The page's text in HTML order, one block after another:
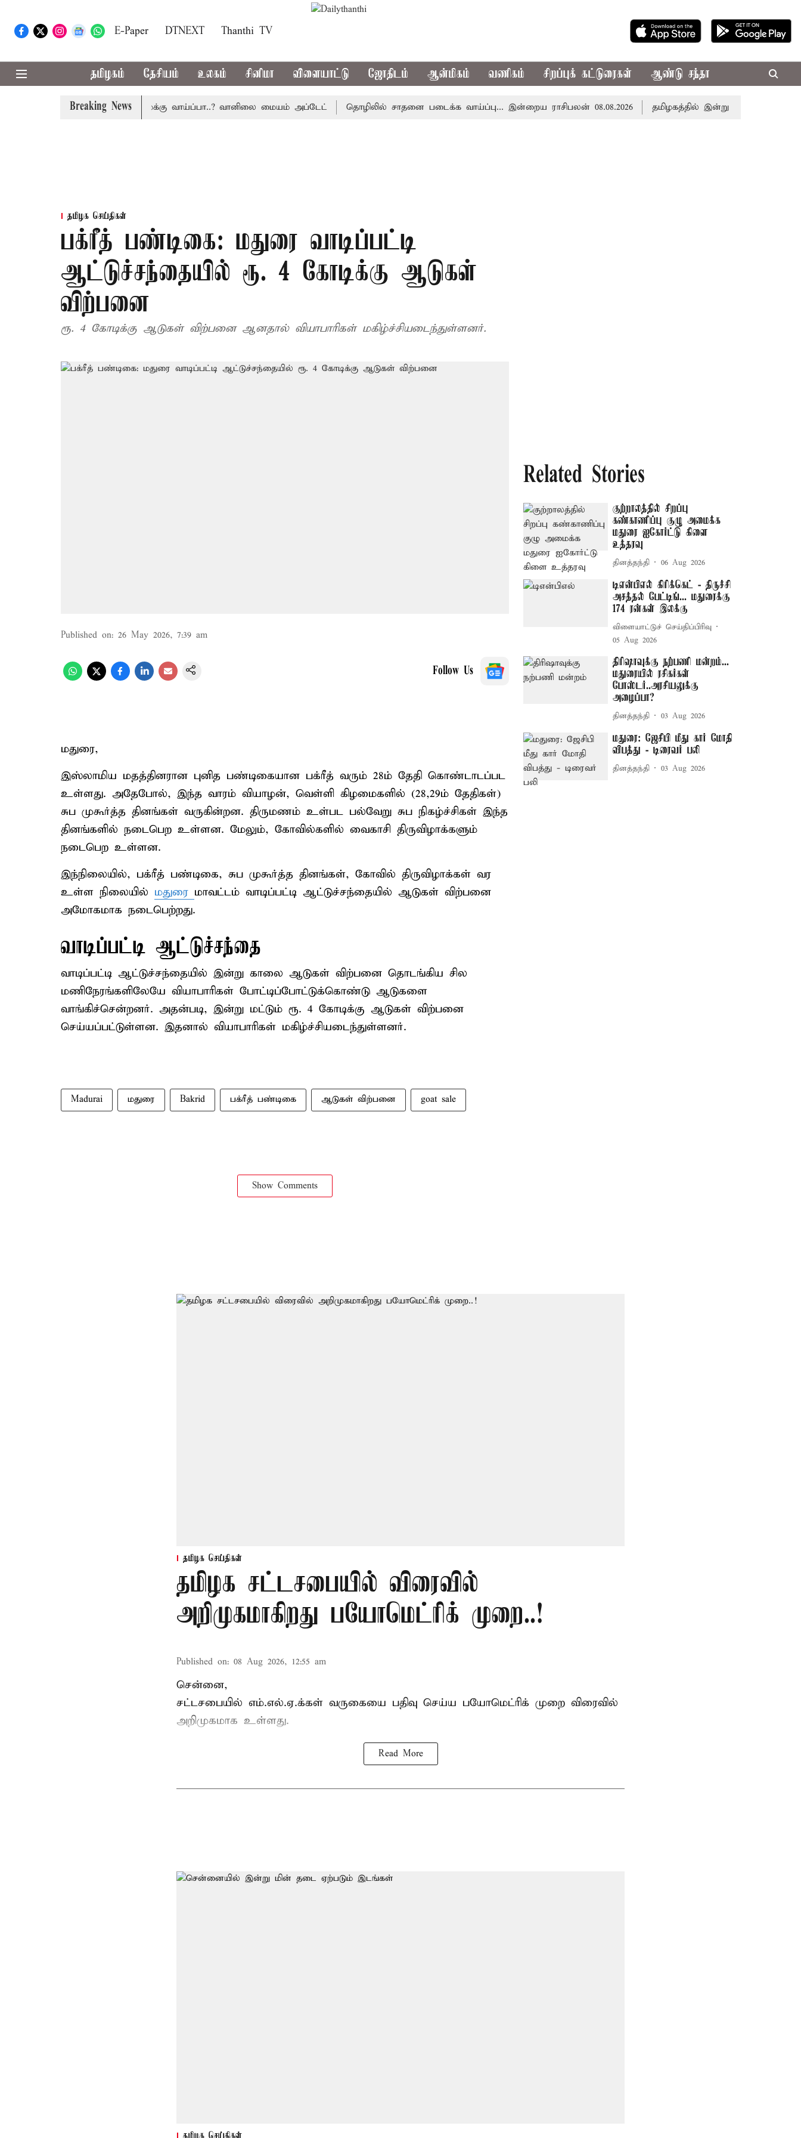
E-Paper DTNEXT Thanthi TV
தமிழகம் தேசியம் உலகம் சினிமா விளையாட்டு ஜோதிடம் ஆன்மிகம் வணிகம் சிறப்புக் கட்டுரைகள் ஆண்டு சந்தா
Breaking News
தமிழகத்தில் இன்று மழைக்கு வாய்ப்பா..? வானிலை மையம் அப்டேட் தொழிலில் சாதனை படைக்க வாய்ப்பு... இன்றைய ராசிபலன் 08.08.2026 தமிழகத்தில் இன்று மழைக்கு
தமிழக செய்திகள்
பக்ரீத் பண்டிகை: மதுரை வாடிப்பட்டி
ஆட்டுச்சந்தையில் ரூ. 4 கோடிக்கு ஆடுகள்
விற்பனை
ரூ. 4 கோடிக்கு ஆடுகள் விற்பனை ஆனதால் வியாபாரிகள் மகிழ்ச்சியடைந்துள்ளனர்.
Published on: 26 May 2026, 7:39 am
Follow Us
மதுரை,
இஸ்லாமிய மதத்தினரான புனித பண்டிகையான பக்ரீத் வரும் 28ம் தேதி கொண்டாடப்பட
உள்ளது. அதேபோல், இந்த வாரம் வியாழன், வெள்ளி கிழமைகளில் (28,29ம் தேதிகள்)
சுப முகூர்த்த தினங்கள் வருகின்றன. திருமணம் உள்பட பல்வேறு சுப நிகழ்ச்சிகள் இந்த
தினங்களில் நடைபெற உள்ளன. மேலும், கோவில்களில் வைகாசி திருவிழாக்களும்
நடைபெற உள்ளன.
இந்நிலையில், பக்ரீத் பண்டிகை, சுப முகூர்த்த தினங்கள், கோவில் திருவிழாக்கள் வர
உள்ள நிலையில் மதுரை மாவட்டம் வாடிப்பட்டி ஆட்டுச்சந்தையில் ஆடுகள் விற்பனை
அமோகமாக நடைபெற்றது.
வாடிப்பட்டி ஆட்டுச்சந்தை
வாடிப்பட்டி ஆட்டுச்சந்தையில் இன்று காலை ஆடுகள் விற்பனை தொடங்கிய சில
மணிநேரங்களிலேயே வியாபாரிகள் போட்டிப்போட்டுக்கொண்டு ஆடுகளை
வாங்கிச்சென்றனர். அதன்படி, இன்று மட்டும் ரூ. 4 கோடிக்கு ஆடுகள் விற்பனை
செய்யப்பட்டுள்ளன. இதனால் வியாபாரிகள் மகிழ்ச்சியடைந்துள்ளனர்.
Madurai மதுரை Bakrid பக்ரீத் பண்டிகை ஆடுகள் விற்பனை goat sale
Show Comments
Related Stories
குற்றாலத்தில் சிறப்பு
கண்காணிப்பு குழு அமைக்க
மதுரை ஐகோர்ட்டு கிளை
உத்தரவு
தினத்தந்தி 06 Aug 2026
டிஎன்பிஎல் கிரிக்கெட் - திருச்சி
அசத்தல் பேட்டிங்... மதுரைக்கு
174 ரன்கள் இலக்கு
விளையாட்டுச் செய்திப்பிரிவு
05 Aug 2026
திரிஷாவுக்கு நற்பணி மன்றம்...
மதுரையில் ரசிகர்கள்
போஸ்டர்..அரசியலுக்கு
அழைப்பா?
தினத்தந்தி 03 Aug 2026
மதுரை: ஜேசிபி மீது கார் மோதி
விபத்து - டிரைவர் பலி
தினத்தந்தி 03 Aug 2026
தமிழக செய்திகள்
தமிழக சட்டசபையில் விரைவில்
அறிமுகமாகிறது பயோமெட்ரிக் முறை..!
Published on: 08 Aug 2026, 12:55 am
சென்னை,
சட்டசபையில் எம்.எல்.ஏ.க்கள் வருகையை பதிவு செய்ய பயோமெட்ரிக் முறை விரைவில்
அறிமுகமாக உள்ளது.
Read More